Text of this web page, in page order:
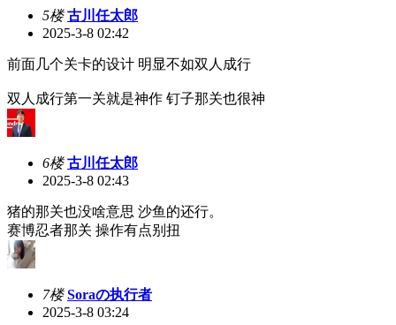
5楼 古川任太郎
2025-3-8 02:42
前面几个关卡的设计 明显不如双人成行
双人成行第一关就是神作 钉子那关也很神
6楼 古川任太郎
2025-3-8 02:43
猪的那关也没啥意思 沙鱼的还行。
赛博忍者那关 操作有点别扭
7楼 Soraの执行者
2025-3-8 03:24